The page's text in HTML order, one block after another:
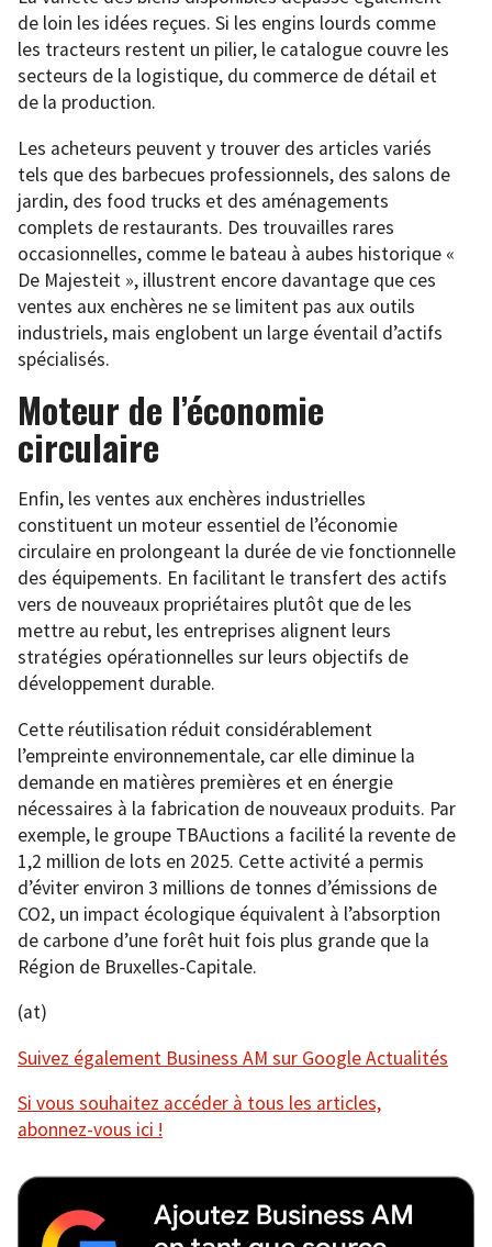
de loin les idées reçues. Si les engins lourds comme
les tracteurs restent un pilier, le catalogue couvre les
secteurs de la logistique, du commerce de détail et
de la production.
Les acheteurs peuvent y trouver des articles variés
tels que des barbecues professionnels, des salons de
jardin, des food trucks et des aménagements
complets de restaurants. Des trouvailles rares
occasionnelles, comme le bateau à aubes historique «
De Majesteit », illustrent encore davantage que ces
ventes aux enchères ne se limitent pas aux outils
industriels, mais englobent un large éventail d’actifs
spécialisés.
Moteur de l’économie
circulaire
Enfin, les ventes aux enchères industrielles
constituent un moteur essentiel de l’économie
circulaire en prolongeant la durée de vie fonctionnelle
des équipements. En facilitant le transfert des actifs
vers de nouveaux propriétaires plutôt que de les
mettre au rebut, les entreprises alignent leurs
stratégies opérationnelles sur leurs objectifs de
développement durable.
Cette réutilisation réduit considérablement
l’empreinte environnementale, car elle diminue la
demande en matières premières et en énergie
nécessaires à la fabrication de nouveaux produits. Par
exemple, le groupe TBAuctions a facilité la revente de
1,2 million de lots en 2025. Cette activité a permis
d’éviter environ 3 millions de tonnes d’émissions de
CO2, un impact écologique équivalent à l’absorption
de carbone d’une forêt huit fois plus grande que la
Région de Bruxelles-Capitale.
(at)
Suivez également Business AM sur Google Actualités
Si vous souhaitez accéder à tous les articles,
abonnez-vous ici !